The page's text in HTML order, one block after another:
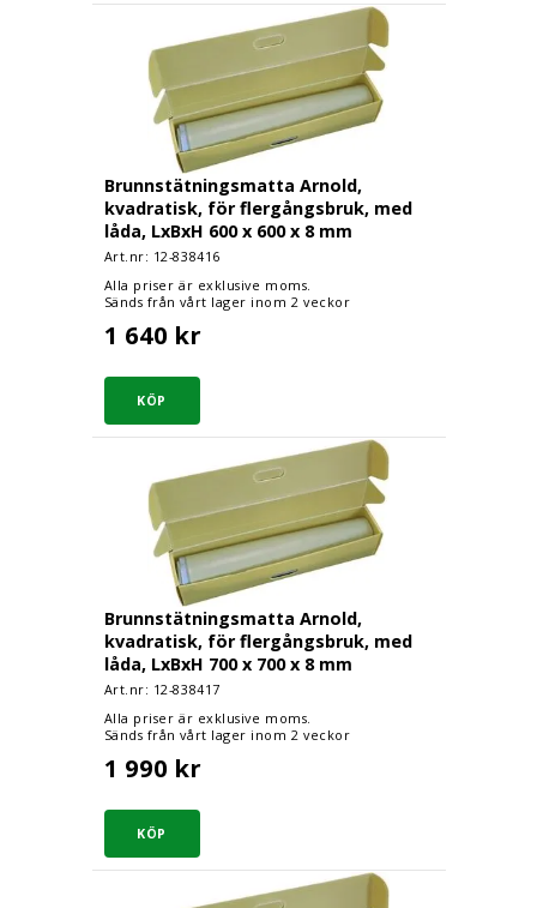
Brunnstätningsmatta Arnold, kvadratisk, för
Brunnstätningsmatta Arnold,
kvadratisk, för flergångsbruk, med
låda, LxBxH 600 x 600 x 8 mm
Art.nr: 12-838416
Alla priser är exklusive moms.
Sänds från vårt lager inom 2 veckor
1 640 kr
Brunnstätningsmatta Arnold, kvadratisk, för
Brunnstätningsmatta Arnold,
kvadratisk, för flergångsbruk, med
låda, LxBxH 700 x 700 x 8 mm
Art.nr: 12-838417
Alla priser är exklusive moms.
Sänds från vårt lager inom 2 veckor
1 990 kr
Brunnstätningsmatta Arnold, kvadratisk, för